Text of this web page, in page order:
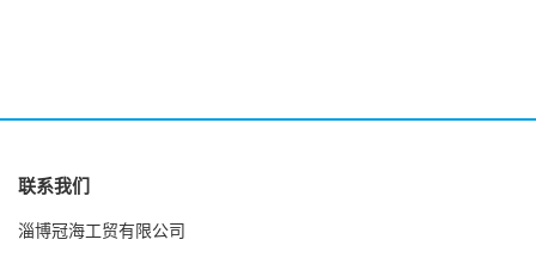
联系我们
淄博冠海工贸有限公司